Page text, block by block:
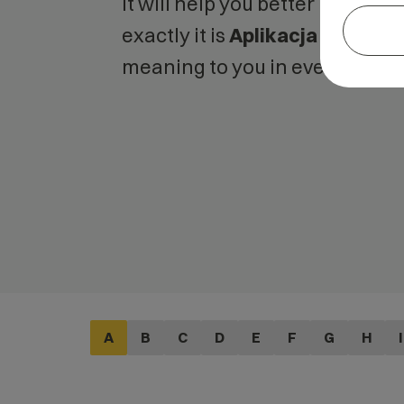
exactly it isAplikacja and
meaning to you in everyday
A B C D E F G H I